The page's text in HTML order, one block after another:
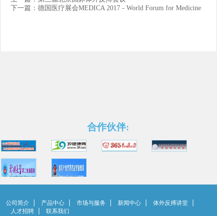
下一篇：德国医疗展会MEDICA 2017 - World Forum for Medicine
合作伙伴:
公司简介 产品中心 市场与服务 新闻中心
体外反搏讲堂
人才招聘
联系我们